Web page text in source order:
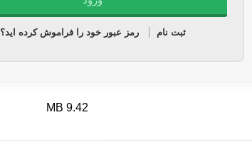
ثبت نام رمز عبور خود را فراموش کرده اید؟
9.42 MB